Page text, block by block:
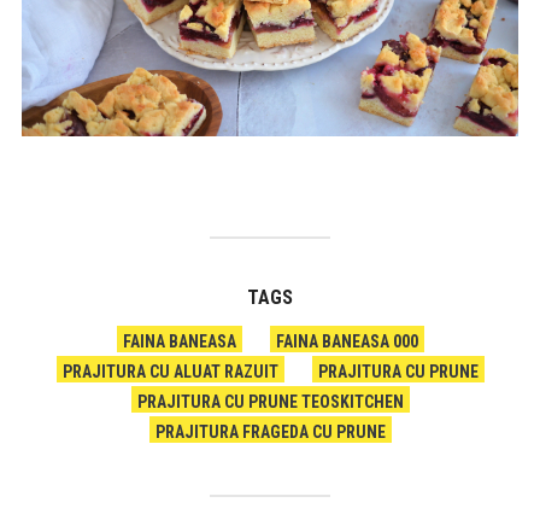
TAGS
FAINA BANEASA
FAINA BANEASA 000
PRAJITURA CU ALUAT RAZUIT
PRAJITURA CU PRUNE
PRAJITURA CU PRUNE TEOSKITCHEN
PRAJITURA FRAGEDA CU PRUNE